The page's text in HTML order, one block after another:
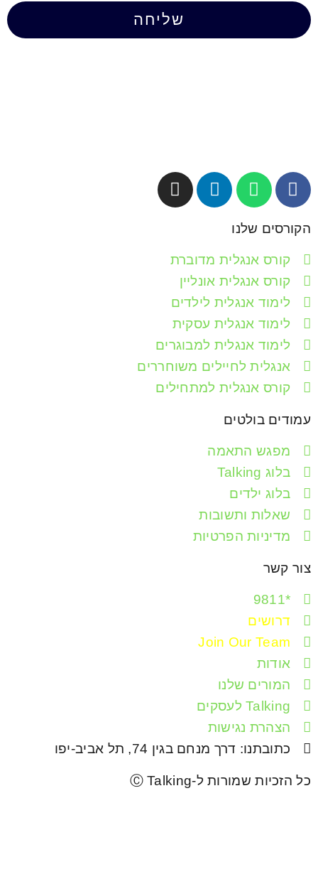
שליחה
הקורסים שלנו
קורס אנגלית מדוברת
קורס אנגלית אונליין
לימוד אנגלית לילדים
לימוד אנגלית עסקית
לימוד אנגלית למבוגרים
אנגלית לחיילים משוחררים
קורס אנגלית למתחילים
עמודים בולטים
מפגש התאמה
בלוג Talking
בלוג ילדים
שאלות ותשובות
מדיניות הפרטיות
צור קשר
*9811
דרושים
Join Our Team
אודות
המורים שלנו
Talking לעסקים
הצהרת נגישות
כתובתנו: דרך מנחם בגין 74, תל אביב-יפו
כל הזכיות שמורות ל-Ⓒ Talking